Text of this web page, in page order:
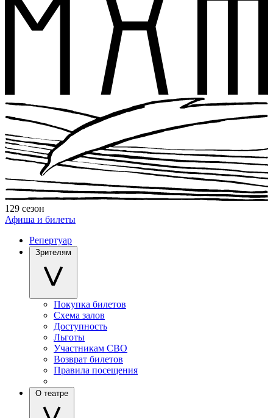
129 сезон
Афиша и билеты
Репертуар
Зрителям
Покупка билетов
Схема залов
Доступность
Льготы
Участникам СВО
Возврат билетов
Правила посещения
О театре